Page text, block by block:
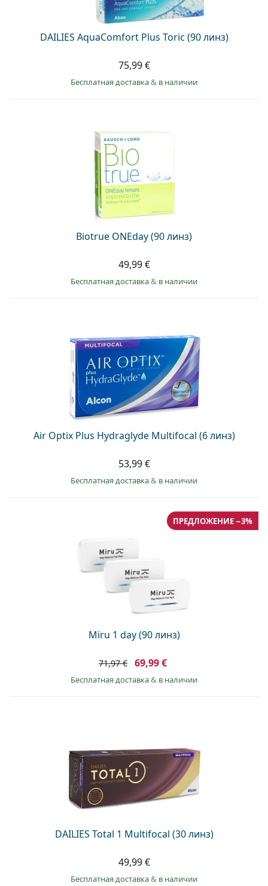
DAILIES AquaComfort Plus Toric (90 линз)
75,99 €
Бесплатная доставка& в наличии
Biotrue ONEday (90 линз)
49,99 €
Бесплатная доставка& в наличии
Air Optix Plus Hydraglyde Multifocal (6 линз)
53,99 €
Бесплатная доставка& в наличии
Miru 1 day (90 линз)
ПРЕДЛОЖЕНИЕ −3%
71,97 € 69,99 €
Бесплатная доставка& в наличии
DAILIES Total 1 Multifocal (30 линз)
49,99 €
Бесплатная доставка& в наличии